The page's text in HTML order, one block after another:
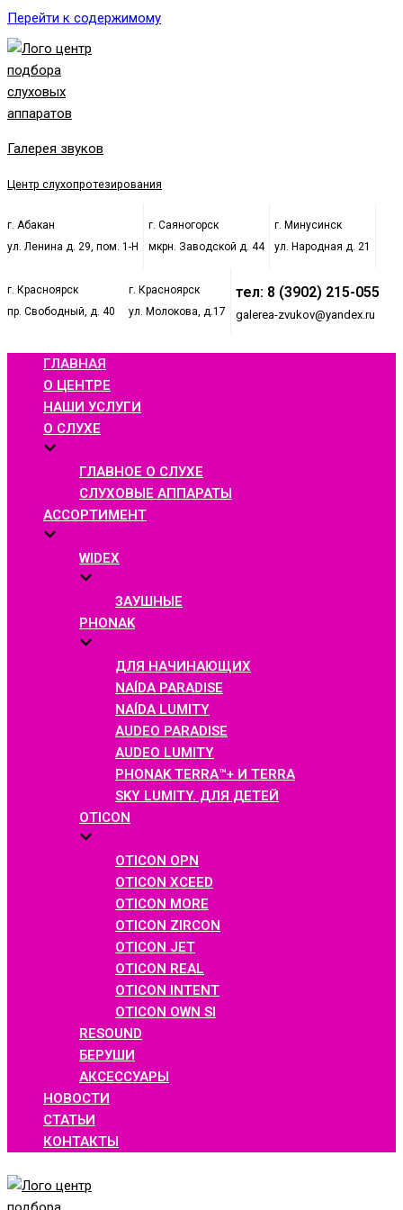
Перейти к содержимому
Галерея звуков
Центр слухопротезирования
г. Абакан
ул. Ленина д. 29, пом. 1-Н
г. Саяногорск
мкрн. Заводской д. 44
г. Минусинск
ул. Народная д. 21
г. Красноярск
пр. Свободный, д. 40
г. Красноярск
ул. Молокова, д.17
тел: 8 (3902) 215-055
galerea-zvukov@yandex.ru
ГЛАВНАЯ
О ЦЕНТРЕ
НАШИ УСЛУГИ
О СЛУХЕ
ГЛАВНОЕ О СЛУХЕ
СЛУХОВЫЕ АППАРАТЫ
АССОРТИМЕНТ
WIDEX
ЗАУШНЫЕ
PHONAK
ДЛЯ НАЧИНАЮЩИХ
NAÍDA PARADISE
NAÍDA LUMITY
AUDEO PARADISE
AUDEO LUMITY
PHONAK TERRA™+ И TERRA
SKY LUMITY. ДЛЯ ДЕТЕЙ
OTICON
OTICON OPN
OTICON XCEED
OTICON MORE
OTICON ZIRCON
OTICON JET
OTICON REAL
OTICON INTENT
OTICON OWN SI
RESOUND
БЕРУШИ
АКСЕССУАРЫ
НОВОСТИ
СТАТЬИ
КОНТАКТЫ